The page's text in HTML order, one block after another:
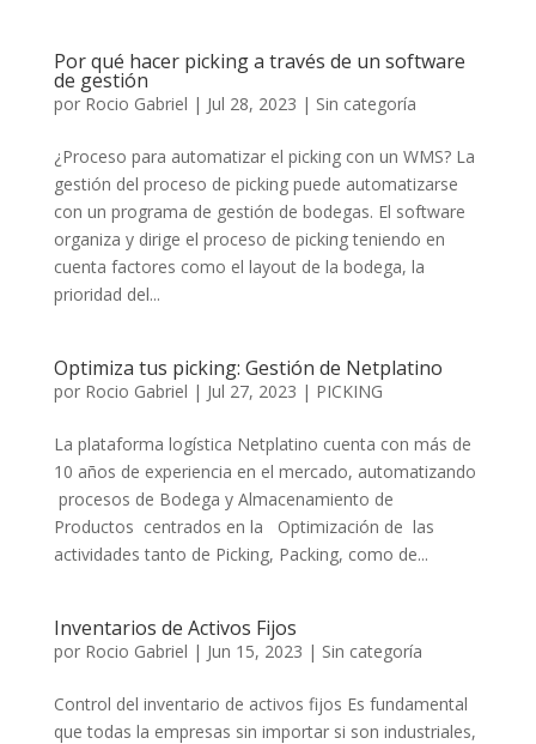
Por qué hacer picking a través de un software
de gestión
por Rocio Gabriel | Jul 28, 2023 | Sin categoría
¿Proceso para automatizar el picking con un WMS? La
gestión del proceso de picking puede automatizarse
con un programa de gestión de bodegas. El software
organiza y dirige el proceso de picking teniendo en
cuenta factores como el layout de la bodega, la
prioridad del...
Optimiza tus picking: Gestión de Netplatino
por Rocio Gabriel | Jul 27, 2023 | PICKING
La plataforma logística Netplatino cuenta con más de
10 años de experiencia en el mercado, automatizando
procesos de Bodega y Almacenamiento de
Productos centrados en la Optimización de las
actividades tanto de Picking, Packing, como de...
Inventarios de Activos Fijos
por Rocio Gabriel | Jun 15, 2023 | Sin categoría
Control del inventario de activos fijos Es fundamental
que todas la empresas sin importar si son industriales,